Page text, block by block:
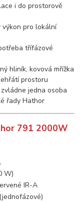
i do prostorově
výkon pro lokální
třífázové
hliník, kovová mřížka
prostoru
jedna osoba
řady Hathor
791 2000W
W)
IR-A